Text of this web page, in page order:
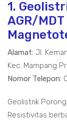
1.
AGR/
Alamat: Jl.
Kec. Mampang
Nomor Telepon:
Geolistrik
Resistivitas